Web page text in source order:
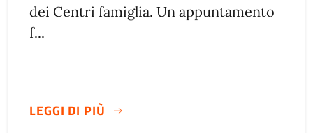
dei Centri famiglia. Un appuntamento
f...
LEGGI DI PIÙ